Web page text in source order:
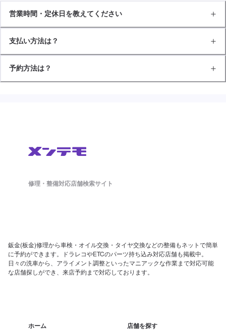
営業時間・定休日を教えてください
支払い方法は？
予約方法は？
修理・整備対応店舗検索サイト
鈑金(板金)修理から車検・オイル交換・タイヤ交換などの整備もネットで簡単
に予約ができます。ドラレコやETCのパーツ持ち込み対応店舗も掲載中。
日々の洗車から、アライメント調整といったマニアックな作業まで対応可能
な店舗探しができ、来店予約まで対応しております。
ホーム 店舗を探す